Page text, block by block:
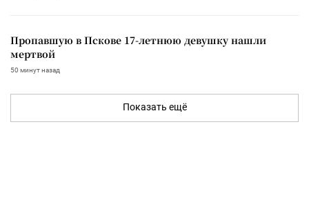
Пропавшую в Пскове 17-летнюю девушку нашли
мертвой
50 минут назад
Показать ещё